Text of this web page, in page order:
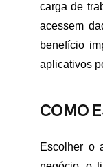
carga de
acessem
benefício
aplicativos
COMO
Escolher o